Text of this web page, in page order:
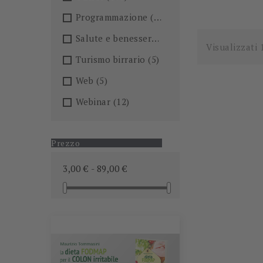
Programmazione (26)
Salute e benessere
Turismo birrario (5)
Web (5)
Webinar (12)
Prezzo
3,00 € - 89,00 €
Visualizzati